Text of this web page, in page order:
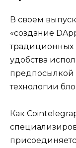
В своем
«создание
традиционных
удобства
предпосылкой
технологии
Как